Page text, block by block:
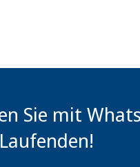
Sie mit